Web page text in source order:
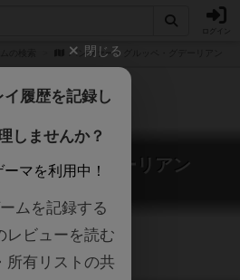
パンツァー・グルッペ・グデーリアン
ルッペ・グデーリアン
Guderian
閉じる
履歴を記録し
しませんか？
マを利用中！
ムを記録する
レビューを読む
所有リストの共